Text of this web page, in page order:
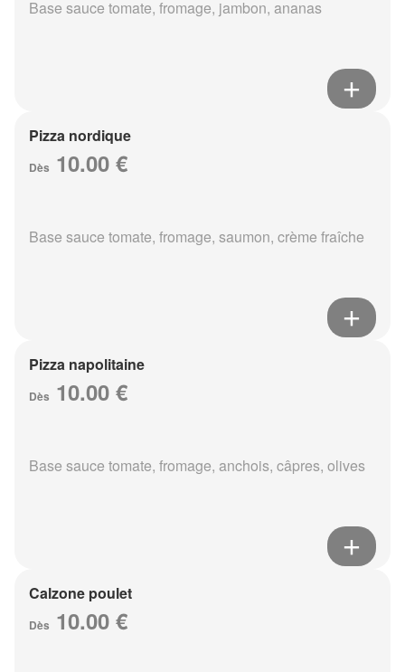
Base sauce tomate, fromage, jambon, ananas
Pizza nordique
Dès 10.00 €
Base sauce tomate, fromage, saumon, crème fraîche
Pizza napolitaine
Dès 10.00 €
Base sauce tomate, fromage, anchois, câpres, olives
Calzone poulet
Dès 10.00 €